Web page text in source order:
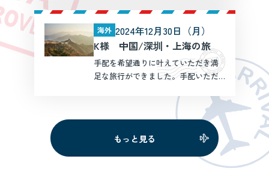
地ではガイドさん、ドライバーさん
に大変お世話になりました。大 […]
海外 2024年12月30日（月）
K様 中国/深圳・上海の旅
手配を希望通りに叶えていただき満
足な旅行ができました。手配いただ
も感じがよく始めて訪れる国で不安
でしたがおかげで安心して旅行をす
ることができました。手配いただい
た飛行機とは異なる便に乗り、 […]
もっと見る